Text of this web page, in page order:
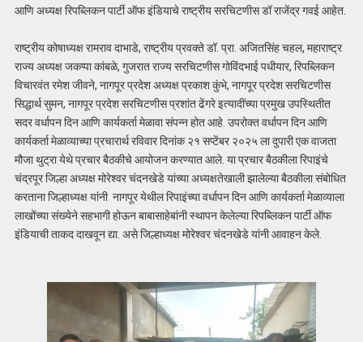
आणि अध्यक्ष रिपब्लिकन पार्टी ऑफ इंडियाचे राष्ट्रीय सरचिटणीस डॉ राजेंद्र गवई आहेत.
राष्ट्रीय कोषाध्यक्ष रामराव दाभाडे, राष्ट्रीय प्रवक्ते डॉ. प्रा. अजितसिंह चहल, महाराष्ट्र
राज्य अध्यक्ष जकप्पा कांबळे, गुजरात राज्य सरचिटणीस गोविंदभाई पधीयार, रिपब्लिकन
विचारवंत रमेश जीवने, नागपूर प्रदेश अध्यक्ष प्रकाश कुंभे, नागपूर प्रदेश सरचिटणीस
सिद्धार्थ सुमन, नागपूर प्रदेश सरचिटणीस प्रशांत ढेंगरे इत्यादींच्या प्रमुख उपस्थितीत
सदर वर्धापन दिन आणि कार्यकर्ता मेळावा संपन्न होत आहे. उपरोक्त वर्धापन दिन आणि
कार्यकर्ता मेळाव्याच्या प्रचारार्थ रविवार दिनांक २१ सप्टेंबर २०२५ ला दुपारी एक वाजता
मौजा थुट्रा येथे प्रचार बैठकीचे आयोजन करण्यात आले. या प्रचार बैठकीला रिपाइंचे
चंद्रपूर जिल्हा अध्यक्ष मोरेश्वर चंदनखेडे यांच्या अध्यक्षतेखाली झालेल्या बैठकीला संबोधित
करताना जिल्हाध्यक्ष यांनी नागपूर येथील रिपाइंच्या वर्धापन दिन आणि कार्यकर्ता मेळाव्याला
लाखोंच्या संख्येने सहभागी होऊन बाबासाहेबांनी स्थापन केलेल्या रिपब्लिकन पार्टी ऑफ
इंडियाची ताकद दाखवून द्या. असे जिल्हाध्यक्ष मोरेश्वर चंदनखेडे यांनी आवाहन केले.